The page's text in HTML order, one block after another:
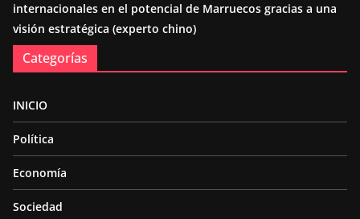
internacionales en el potencial de Marruecos gracias a una
visión estratégica (experto chino)
Categorías
INICIO
Política
Economía
Sociedad